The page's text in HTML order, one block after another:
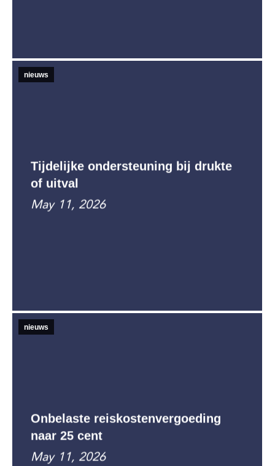
nieuws
Tijdelijke ondersteuning bij drukte
of uitval
May 11, 2026
nieuws
Onbelaste reiskostenvergoeding
naar 25 cent
May 11, 2026